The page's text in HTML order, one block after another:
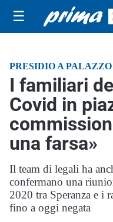
☰
PRESIDIO A
I familiari
Covid in
una farsa»
Il team di legali ha
confermano una
2020 tra Speranza e i
fino a oggi negata